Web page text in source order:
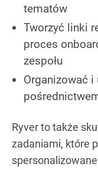
tematów
Tworzyć linki
proces
zespołu
Organizować
Ryver to także
zadaniami, które